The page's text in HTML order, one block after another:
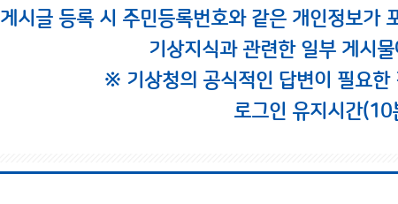
게시글 등록 시 주민등록번호와 같은 개인정보가
기상지식과 관련한 일부 게시
※ 기상청의 공식적인 답변이 필요한
로그인 유지시간(10